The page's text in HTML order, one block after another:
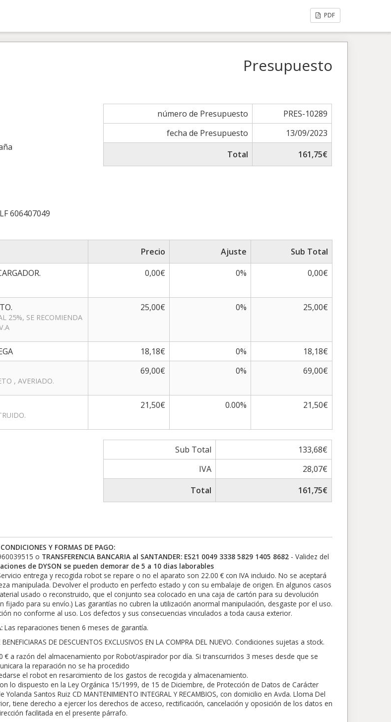
PDF
Presupuesto
número de Presupuesto
PRES-10289
fecha de Presupuesto
13/09/2023
Total
161,75€
606407049
Precio Ajuste
Sub Total
0,00€ 0% 0,00€
25%, SE RECOMIENDA
25,00€ 0% 25,00€
18,18€ 0%
18,18€
, AVERIADO.
69,00€ 0% 69,00€
21,50€ 0.00% 21,50€
Sub Total
133,68€
IVA
28,07€
Total
161,75€
CONDICIONES Y FORMAS DE PAGO:
o TRANSFERENCIA BANCARIA al SANTANDER: ES21 0049 3338 5829 1405 8682 - Validez del
de DYSON se pueden demorar de 5 a 10 dias laborables
entrega y recogida robot se repare o no el aparato son 22.00 € con IVA incluido. No se aceptará
manipulada. Devolver el producto en perfecto estado y con su embalaje de origen. En algunos casos
usado o reconstruido, que el conjunto sea colocado en una caja de cartón para su devolución
para su envío.) Las garantías no cubren la utilización anormal manipulación, desgaste por el uso.
no conforme al uso. Los defectos y sus consecuencias vinculados a toda causa exterior.
Las reparaciones tienen 6 meses de garantía.
DE DESCUENTOS EXCLUSIVOS EN LA COMPRA DEL NUEVO. Condiciones sujetas a stock.
a razón del almacenamiento por Robot/aspirador por día. Si transcurridos 3 meses desde que se
la reparación no se ha procedido
el robot en resarcimiento de los gastos de recogida y almacenamiento.
lo dispuesto en la Ley Orgánica 15/1999, de 15 de Diciembre, de Protección de Datos de Carácter
Santos Ruiz CD MANTENIMIENTO INTEGRAL Y RECAMBIOS, con domicilio en Avda. Lloma Del
tiene derecho a ejercer los derechos de acceso, rectificación, cancelación y oposición de los datos en
facilitada en el presente párrafo.